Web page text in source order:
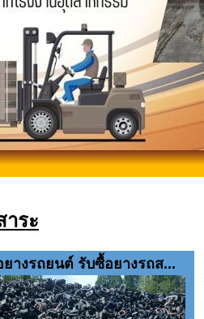
าระ
ยางรถยนต์ รับซื้อยางรถส...